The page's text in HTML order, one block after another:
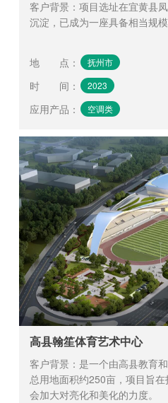
客户背景：项目选址在宜黄县
沉淀，已成为一座具备相当规
地 点 ： 抚州市
时 间 ： 2023
应用产品 ： 空调类
高县翰笙体育艺术中心
客户背景：是一个由高县教育
总用地面积约250亩，项目旨
会加大对亮化和美化的力度。